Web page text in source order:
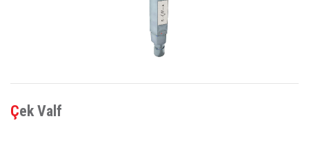
Çek Valf